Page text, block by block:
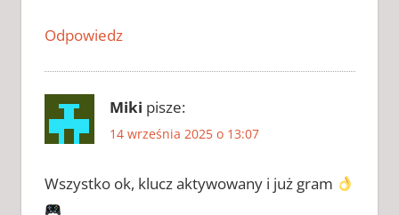
FOOTBALL
2019
ZAPYTAJ
FOOTBALL
MANAGER
FOOTBALL
Odpowiedz
Miki pisze:
14 września 2025 o 13:07
Wszystko ok, klucz aktywowany i już gram